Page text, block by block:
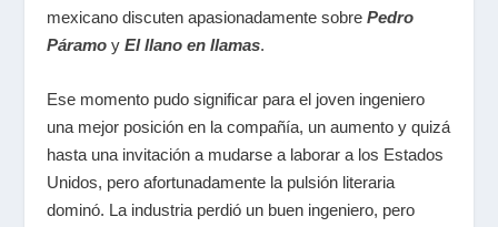
mexicano discuten apasionadamente sobrePedro
Páramo yEl llano en llamas.
Ese momento pudo significar para el joven ingeniero
una mejor posición en la compañía, un aumento y quizá
hasta una invitación a mudarse a laborar a los Estados
Unidos, pero afortunadamente la pulsión literaria
dominó. La industria perdió un buen ingeniero, pero